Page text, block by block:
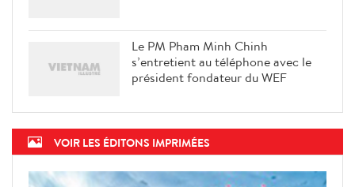
Le PM Pham Minh Chinh
s’entretient au téléphone avec le
président fondateur du WEF
VOIR LES ÉDITONS IMPRIMÉES